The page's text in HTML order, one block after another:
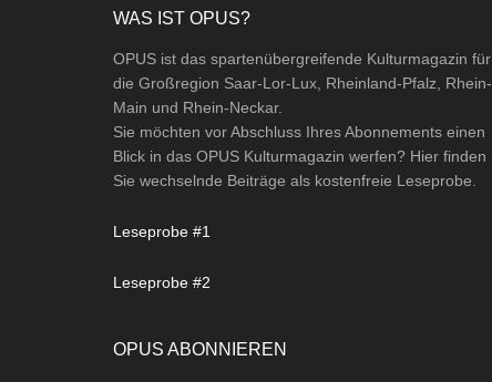
WAS IST OPUS?
OPUS ist das spartenübergreifende Kulturmagazin für
die Großregion Saar-Lor-Lux, Rheinland-Pfalz, Rhein-
Main und Rhein-Neckar.
Sie möchten vor Abschluss Ihres Abonnements einen
Blick in das OPUS Kulturmagazin werfen? Hier finden
Sie wechselnde Beiträge als kostenfreie Leseprobe.
Leseprobe #1
Leseprobe #2
OPUS ABONNIEREN